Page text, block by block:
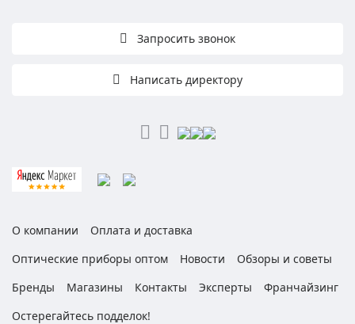
Запросить звонок
Написать директору
О компании
Оплата и доставка
Оптические приборы оптом
Новости
Обзоры и советы
Бренды
Магазины Контакты Эксперты
Франчайзинг
Остерегайтесь подделок!